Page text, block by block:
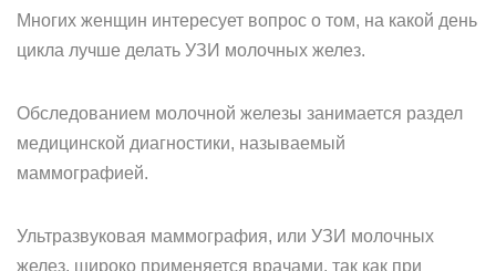
Многих женщин интересует вопрос о том, на какой день
цикла лучше делать УЗИ молочных желез.
Обследованием молочной железы занимается раздел
медицинской диагностики, называемый
маммографией.
Ультразвуковая маммография, или УЗИ молочных
желез, широко применяется врачами, так как при